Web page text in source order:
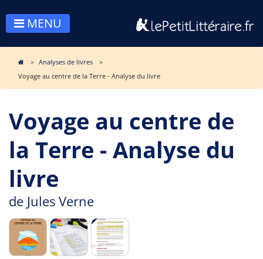
MENU
Analyses de livres
Voyage au centre de la Terre - Analyse du livre
Voyage au centre de
la Terre - Analyse du
livre
de Jules Verne